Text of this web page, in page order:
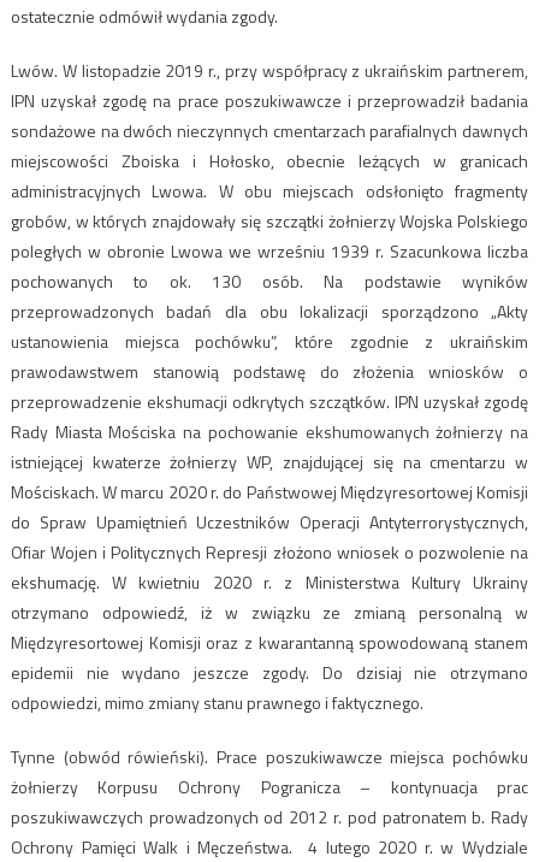
ostatecznie odmówił wydania zgody.
Lwów. W listopadzie 2019 r., przy współpracy z ukraińskim partnerem,
IPN uzyskał zgodę na prace poszukiwawcze i przeprowadził badania
sondażowe na dwóch nieczynnych cmentarzach parafialnych dawnych
miejscowości Zboiska i Hołosko, obecnie leżących w granicach
administracyjnych Lwowa. W obu miejscach odsłonięto fragmenty
grobów, w których znajdowały się szczątki żołnierzy Wojska Polskiego
poległych w obronie Lwowa we wrześniu 1939 r. Szacunkowa liczba
pochowanych to ok. 130 osób. Na podstawie wyników
przeprowadzonych badań dla obu lokalizacji sporządzono „Akty
ustanowienia miejsca pochówku”, które zgodnie z ukraińskim
prawodawstwem stanowią podstawę do złożenia wniosków o
przeprowadzenie ekshumacji odkrytych szczątków. IPN uzyskał zgodę
Rady Miasta Mościska na pochowanie ekshumowanych żołnierzy na
istniejącej kwaterze żołnierzy WP, znajdującej się na cmentarzu w
Mościskach. W marcu 2020 r. do Państwowej Międzyresortowej Komisji
do Spraw Upamiętnień Uczestników Operacji Antyterrorystycznych,
Ofiar Wojen i Politycznych Represji złożono wniosek o pozwolenie na
ekshumację. W kwietniu 2020 r. z Ministerstwa Kultury Ukrainy
otrzymano odpowiedź, iż w związku ze zmianą personalną w
Międzyresortowej Komisji oraz z kwarantanną spowodowaną stanem
epidemii nie wydano jeszcze zgody. Do dzisiaj nie otrzymano
odpowiedzi, mimo zmiany stanu prawnego i faktycznego.
Tynne (obwód rówieński). Prace poszukiwawcze miejsca pochówku
żołnierzy Korpusu Ochrony Pogranicza – kontynuacja prac
poszukiwawczych prowadzonych od 2012 r. pod patronatem b. Rady
Ochrony Pamięci Walk i Męczeństwa. 4 lutego 2020 r. w Wydziale